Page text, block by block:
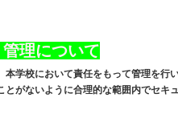
理について
学校において責任をもって管理を行い
とがないように合理的な範囲内でセキ